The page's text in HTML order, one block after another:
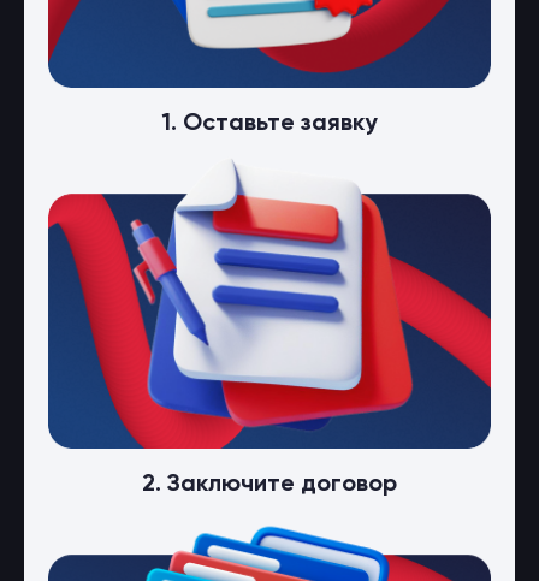
1. Оставьте заявку
2. Заключите договор